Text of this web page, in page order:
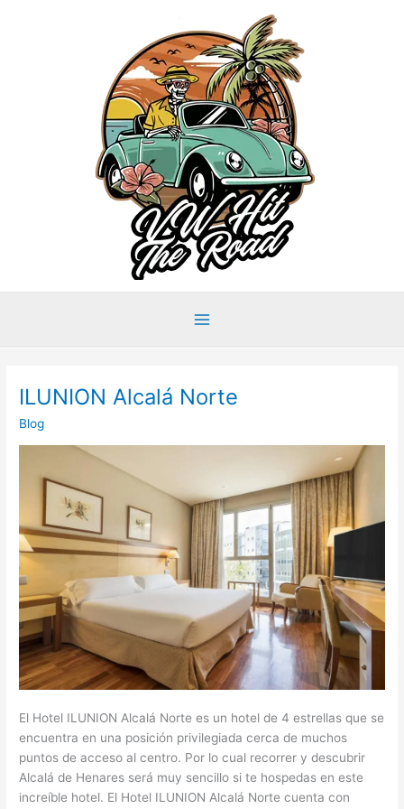
ILUNION Alcalá Norte
Blog
El Hotel ILUNION Alcalá Norte es un hotel de 4 estrellas que se
encuentra en una posición privilegiada cerca de muchos
puntos de acceso al centro. Por lo cual recorrer y descubrir
Alcalá de Henares será muy sencillo si te hospedas en este
increíble hotel. El Hotel ILUNION Alcalá Norte cuenta con